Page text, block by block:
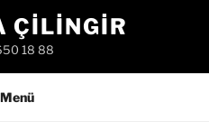
ÇILINGIR
18 88
Menü